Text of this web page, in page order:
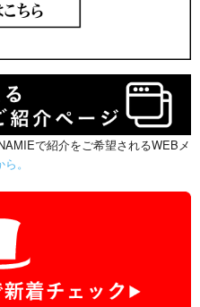
で紹介をご希望されるWEBメ
。